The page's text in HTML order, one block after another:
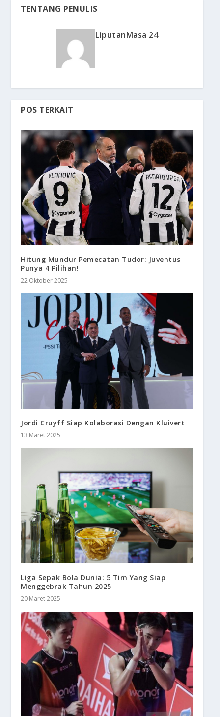
TENTANG PENULIS
LiputanMasa 24
POS TERKAIT
Hitung Mundur Pemecatan Tudor: Juventus
Punya 4 Pilihan!
22 Oktober 2025
Jordi Cruyff Siap Kolaborasi Dengan Kluivert
13 Maret 2025
Liga Sepak Bola Dunia: 5 Tim Yang Siap
Menggebrak Tahun 2025
20 Maret 2025